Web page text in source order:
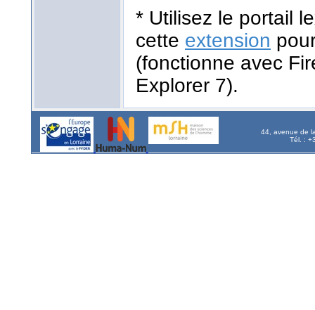
* Utilisez le portail
cette extension
(fonctionne avec
Explorer 7).
44, avenue de
Tél. :